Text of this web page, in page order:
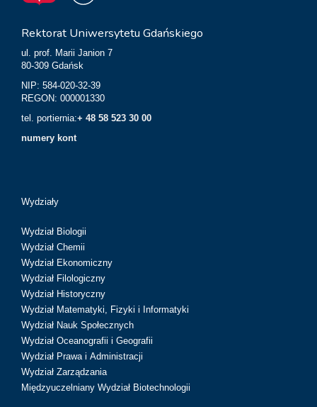
Rektorat Uniwersytetu Gdańskiego
ul. prof. Marii Janion 7
80-309 Gdańsk
NIP: 584-020-32-39
REGON: 000001330
tel. portiernia:+ 48 58 523 30 00
numery kont
Wydziały
Wydział Biologii
Wydział Chemii
Wydział Ekonomiczny
Wydział Filologiczny
Wydział Historyczny
Wydział Matematyki, Fizyki i Informatyki
Wydział Nauk Społecznych
Wydział Oceanografii i Geografii
Wydział Prawa i Administracji
Wydział Zarządzania
Międzyuczelniany Wydział Biotechnologii